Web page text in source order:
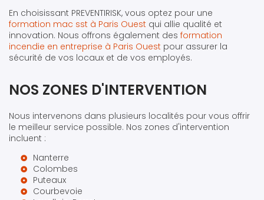
En choisissant PREVENTIRISK, vous optez pour une
formation mac sst à Paris Ouest qui allie qualité et
innovation. Nous offrons également des formation
incendie en entreprise à Paris Ouest pour assurer la
sécurité de vos locaux et de vos employés.
NOS ZONES D'INTERVENTION
Nous intervenons dans plusieurs localités pour vous offrir
le meilleur service possible. Nos zones d'intervention
incluent :
Nanterre
Colombes
Puteaux
Courbevoie